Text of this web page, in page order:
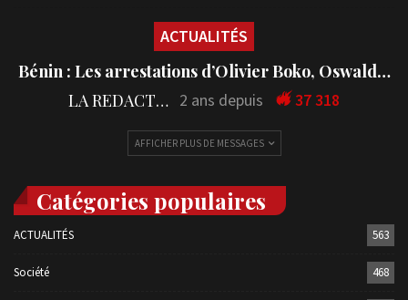
ACTUALITÉS
Bénin : Les arrestations d’Olivier Boko, Oswald…
LA REDACTION 2 ans depuis 37 318
AFFICHER PLUS DE MESSAGES
Catégories populaires
ACTUALITÉS 563
Société 468